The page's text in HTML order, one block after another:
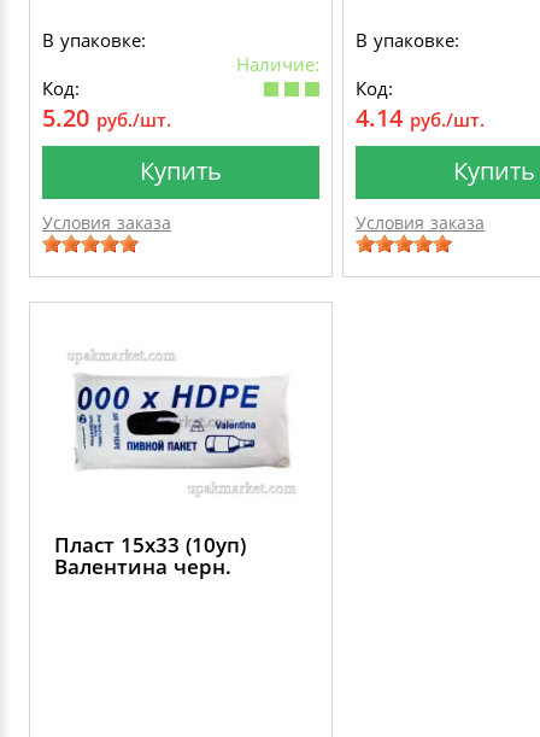
В упаковке:
Наличие:
Код:
5.20 руб./шт.
Купить
Условия заказа
В упаковке:
Код:
4.14 руб./шт.
Купить
Условия заказа
Пласт 15х33 (10уп)
Валентина черн.